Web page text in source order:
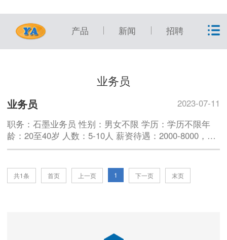
产品 新闻 招聘
业务员
2023-07-11
业务员
职务：石墨业务员 性别：男女不限 学历：学历不限年
龄：20至40岁 人数：5-10人 薪资待遇：2000-8000，个
人能力强上不封顶。工作内容：销售石墨制品，开发潜
共1条 首页 上一页 1 下一页 末页